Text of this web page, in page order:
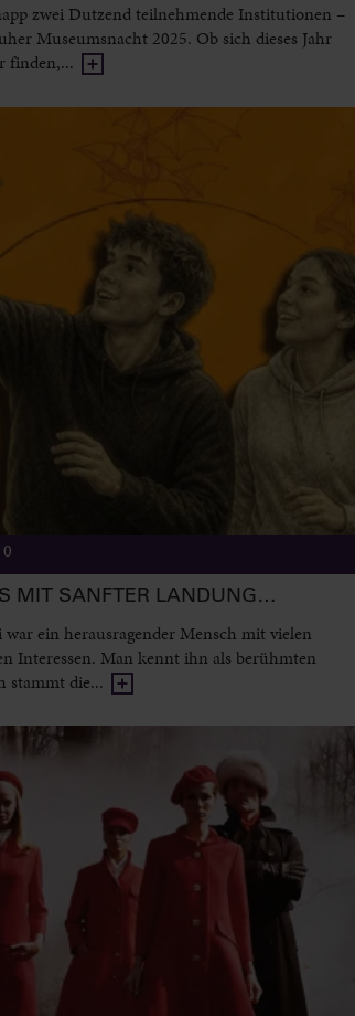
zwei Dutzend teilnehmende Institutionen –
Museumsnacht 2025. Ob sich dieses Jahr
finden,...
0
MIT SANFTER LANDUNG…
ein herausragender Mensch mit vielen
Interessen. Man kennt ihn als berühmten
stammt die...